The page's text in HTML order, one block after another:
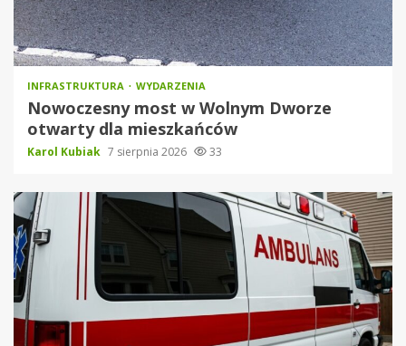
INFRASTRUKTURA WYDARZENIA
Nowoczesny most w Wolnym Dworze
otwarty dla mieszkańców
Karol Kubiak 7 sierpnia 2026 33